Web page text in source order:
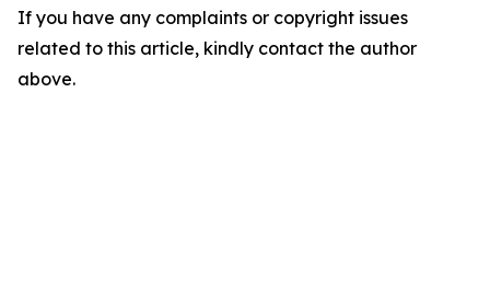
If you have any complaints or copyright issues
related to this article, kindly contact the author
above.